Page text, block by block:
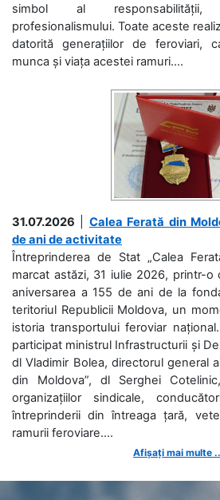
simbol al
profesionalismului. Toate aceste
datorită generațiilor de feroviari,
munca și viața acestei ramuri....
31.07.2026
Calea Ferată din
de ani de activitate
Întreprinderea de Stat „Calea
marcat astăzi, 31 iulie 2026, printr-o
aniversarea a 155 de ani de la
teritoriul Republicii Moldova, un
istoria transportului feroviar
participat ministrul Infrastructurii și
dl Vladimir Bolea, directorul general
din Moldova”, dl Serghei
organizațiilor sindicale,
întreprinderii din întreaga țară,
ramurii feroviare....
Afișați mai multe